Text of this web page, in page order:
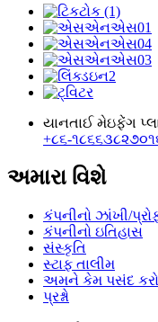
યાનતાઈ મેઇફેંગ
+૮૬-
અમારા વિશે
કંપનીનો ઝાંખી/
કંપનીનો ઇતિહાસ
સંસ્કૃતિ
સ્ટાફ તાલીમ
અમને કેમ પસંદ કરો
પ્રશ્નો